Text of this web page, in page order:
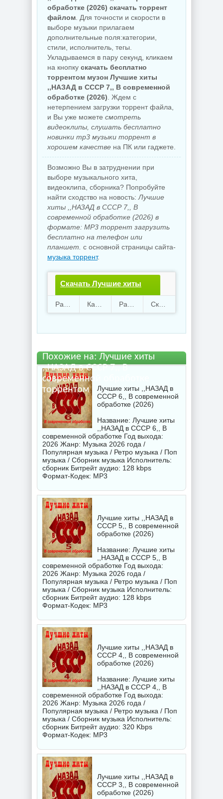
обработке (2026) скачать торрент
файлом . Для точности и скорости в
выборе музыки прилагаем
дополнительные поля:категории,
стили, исполнитель, тегы.
Укладываемся в пару секунд, кликаем
на кнопку скачать бесплатно
торрентом музон Лучшие хиты
,,НАЗАД в СССР 7,, В современной
обработке (2026) . Ждем с
нетерпением загрузки торрент файла,
и Вы уже можете смотреть
видеоклипы, слушать бесплатно
новинки mp3 музыки торрент в
хорошем качестве на ПК или гаджете.
Возможно Вы в затруднении при
выборе музыкального хита,
видеоклипа, сборника? Попробуйте
найти сходство на новость: Лучшие
хиты ,,НАЗАД в СССР 7,, В
современной обработке (2026) в
формате: MP3 торрент загрузить
бесплатно на телефон или
планшет. с основной страницы сайта-
музыка торрент.
Скачать Лучшие хиты
,,НАЗАД в СССР 7,, В
обработке.torrent файл
бесплатно
101 63 80.08 Mb
Похожие на: Лучшие хиты
,,НАЗАД в СССР 7,, В
современной обработке
торрентом
Лучшие хиты ,,НАЗАД в
СССР 6,, В современной
обработке (2026)
Название: Лучшие хиты
,,НАЗАД в СССР 6,, В
современной обработке Год выхода:
2026 Жанр: Музыка 2026 года /
Популярная музыка / Ретро музыка / Поп
музыка / Сборник музыка Исполнитель:
сборник Битрейт аудио: 128 kbps
Формат-Кодек: MP3
Лучшие хиты ,,НАЗАД в
СССР 5,, В современной
обработке (2026)
Название: Лучшие хиты
,,НАЗАД в СССР 5,, В
современной обработке Год выхода:
2026 Жанр: Музыка 2026 года /
Популярная музыка / Ретро музыка / Поп
музыка / Сборник музыка Исполнитель:
сборник Битрейт аудио: 128 kbps
Формат-Кодек: MP3
Лучшие хиты ,,НАЗАД в
СССР 4,, В современной
обработке (2026)
Название: Лучшие хиты
,,НАЗАД в СССР 4,, В
современной обработке Год выхода:
2026 Жанр: Музыка 2026 года /
Популярная музыка / Ретро музыка / Поп
музыка / Сборник музыка Исполнитель:
сборник Битрейт аудио: 320 Kbps
Формат-Кодек: MP3
Лучшие хиты ,,НАЗАД в
СССР 3,, В современной
обработке (2026)